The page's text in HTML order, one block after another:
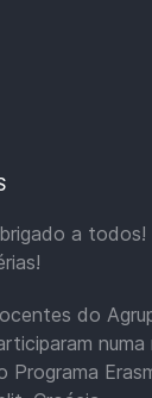
a todos!
do
numa
Programa